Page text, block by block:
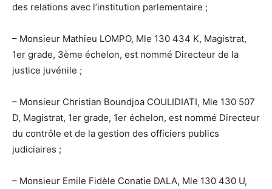
des relations avec l’institution parlementaire ;
– Monsieur Mathieu LOMPO, Mle 130 434 K, Magistrat,
1er grade, 3ème échelon, est nommé Directeur de la
justice juvénile ;
– Monsieur Christian Boundjoa COULIDIATI, Mle 130 507
D, Magistrat, 1er grade, 1er échelon, est nommé Directeur
du contrôle et de la gestion des officiers publics
judiciaires ;
– Monsieur Emile Fidèle Conatie DALA, Mle 130 430 U,